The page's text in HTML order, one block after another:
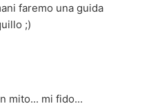
faremo una guida
;)
mito... mi fido...